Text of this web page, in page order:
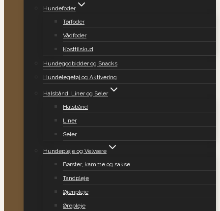
Hundefoder
Tørfoder
Vådfoder
Kosttilskud
Hundegodbidder og Snacks
Hundelegetøj og Aktivering
Halsbånd, Liner og Seler
Halsbånd
Liner
Seler
Hundepleje og Velvære
Børster, kamme og sakse
Tandpleje
Øjenpleje
Ørepleje